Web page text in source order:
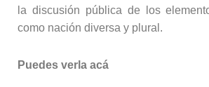
la discusión pública de los
como nación diversa y plural.
Puedes verla acá